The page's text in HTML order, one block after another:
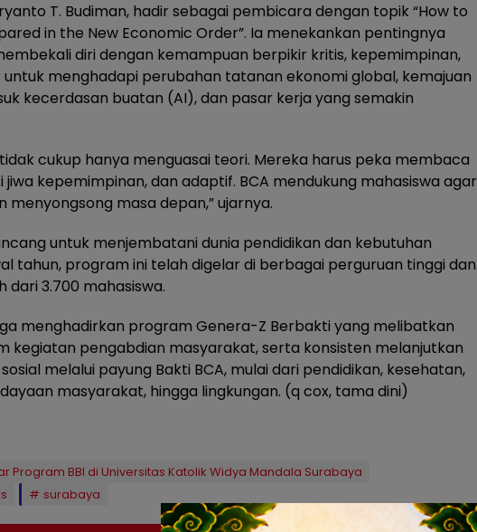
T. Budiman, hadir sebagai pembicara dengan topik “How to
in the New Economic Order”. Ia menekankan pentingnya
diri dengan kemampuan berpikir kritis, kepemimpinan,
menghadapi perubahan tatanan ekonomi global, kemajuan
kecerdasan buatan (AI), dan pasar kerja yang semakin
cukup hanya menguasai teori. Mereka harus peka membaca
jiwa kepemimpinan, dan adaptif. BCA mendukung mahasiswa agar
menyongsong masa depan,” ujarnya.
untuk menjembatani dunia pendidikan dan kebutuhan
tahun, program ini telah digelar di berbagai perguruan tinggi dan
dari 3.700 mahasiswa.
menghadirkan program Genera-Z Berbakti yang melibatkan
kegiatan pengabdian masyarakat, serta konsisten melanjutkan
melalui payung Bakti BCA, mulai dari pendidikan, kesehatan,
masyarakat, hingga lingkungan. (q cox, tama dini)
Program BBI di Universitas Katolik Widya Mandala Surabaya
surabaya